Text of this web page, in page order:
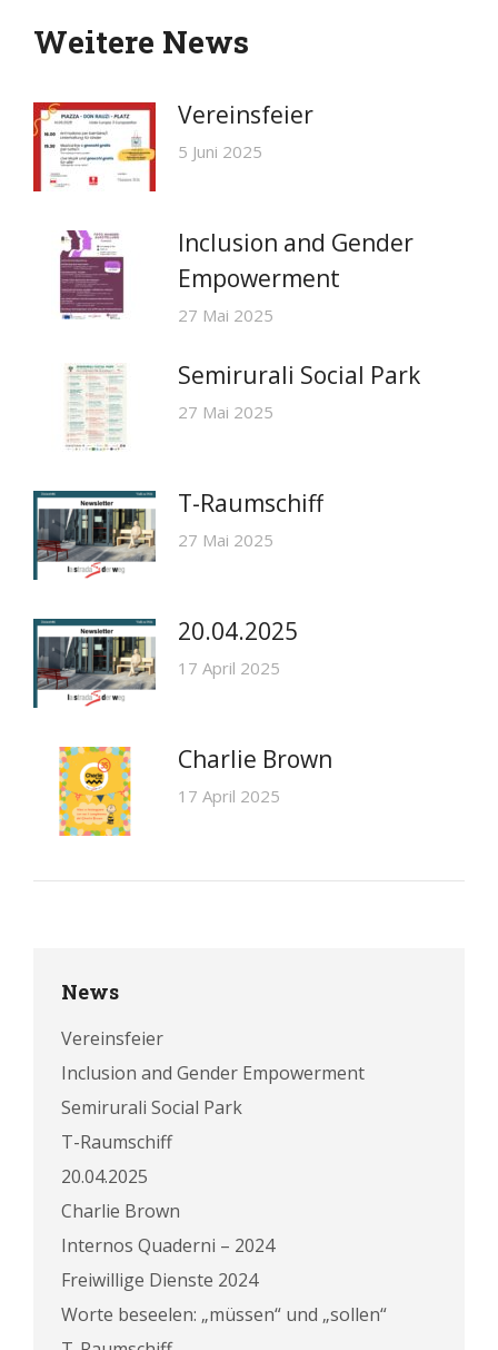
Weitere News
Vereinsfeier
5 Juni 2025
Inclusion and Gender
Empowerment
27 Mai 2025
Semirurali Social Park
27 Mai 2025
T-Raumschiff
27 Mai 2025
20.04.2025
17 April 2025
Charlie Brown
17 April 2025
News
Vereinsfeier
Inclusion and Gender Empowerment
Semirurali Social Park
T-Raumschiff
20.04.2025
Charlie Brown
Internos Quaderni – 2024
Freiwillige Dienste 2024
Worte beseelen: „müssen“ und „sollen“